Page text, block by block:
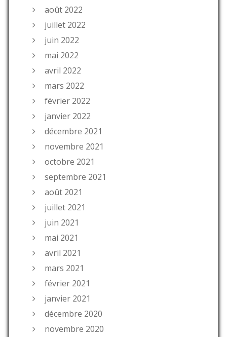
août 2022
juillet 2022
juin 2022
mai 2022
avril 2022
mars 2022
février 2022
janvier 2022
décembre 2021
novembre 2021
octobre 2021
septembre 2021
août 2021
juillet 2021
juin 2021
mai 2021
avril 2021
mars 2021
février 2021
janvier 2021
décembre 2020
novembre 2020